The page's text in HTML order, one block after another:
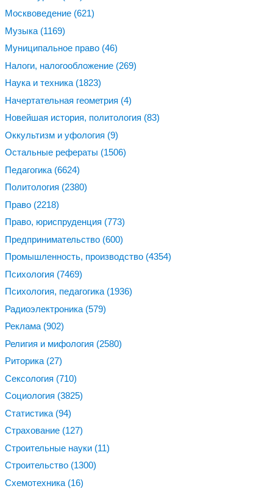
Москвоведение (621)
Музыка (1169)
Муниципальное право (46)
Налоги, налогообложение (269)
Наука и техника (1823)
Начертательная геометрия (4)
Новейшая история, политология (83)
Оккультизм и уфология (9)
Остальные рефераты (1506)
Педагогика (6624)
Политология (2380)
Право (2218)
Право, юриспруденция (773)
Предпринимательство (600)
Промышленность, производство (4354)
Психология (7469)
Психология, педагогика (1936)
Радиоэлектроника (579)
Реклама (902)
Религия и мифология (2580)
Риторика (27)
Сексология (710)
Социология (3825)
Статистика (94)
Страхование (127)
Строительные науки (11)
Строительство (1300)
Схемотехника (16)